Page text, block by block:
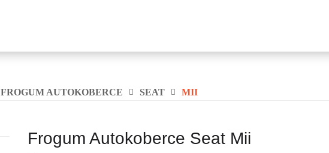
FROGUM AUTOKOBERCE SEAT MII
Frogum Autokoberce Seat Mii